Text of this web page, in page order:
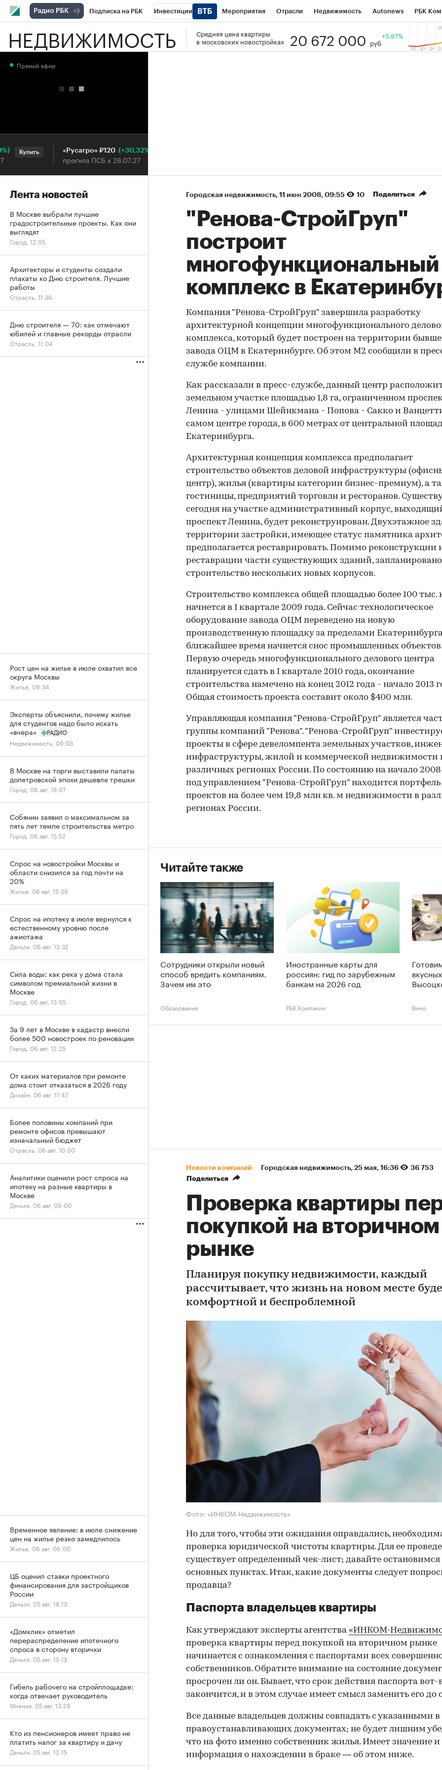
Подписка на РБК Инвестиции Мероприятия Отрасли Недвижимость Autonews РБК
РБК Вино Спорт Школа управления РБК РБК Образование Тренды
НЕДВИЖИМОСТЬ
Средняя цена квартиры
в московских новостройках
20 672 000 руб
+5.87%
Городская недвижимость⁠, 11 июн 2008, 09:55 10 Поделиться
"Ренова-СтройГруп"
построит
многофункциональный
комплекс в
Компания "Ренова-СтройГруп" завершила разработку
архитектурной концепции многофункционального
комплекса, который будет построен на территории
завода ОЦМ в Екатеринбурге. Об этом М2 сообщили в
службе компании.
Как рассказали в пресс-службе, данный центр
земельном участке площадью 1,8 га, ограниченном
Ленина - улицами Шейнкмана - Попова - Сакко и
самом центре города, в 600 метрах от центральной
Екатеринбурга.
Архитектурная концепция комплекса предполагает
строительство объектов деловой инфраструктуры
центр), жилья (квартиры категории бизнес-премиум), а
гостиницы, предприятий торговли и ресторанов.
сегодня на участке административный корпус,
проспект Ленина, будет реконструирован. Двухэтажное
территории застройки, имеющее статус памятника
предполагается реставрировать. Помимо реконструкции
реставрации части существующих зданий, запланировано
строительство нескольких новых корпусов.
Строительство комплекса общей площадью более 100 тыс.
начнется в I квартале 2009 года. Сейчас технологическое
оборудование завода ОЦМ переведено на новую
производственную площадку за пределами
ближайшее время начнется снос промышленных объектов.
Первую очередь многофункционального делового центра
планируется сдать в I квартале 2010 года, окончание
строительства намечено на конец 2012 года - начало 2013
Общая стоимость проекта составит около $400 млн.
Управляющая компания "Ренова-СтройГруп" является
группы компаний "Ренова". "Ренова-СтройГруп"
проекты в сфере девеломпента земельных участков,
инфраструктуры, жилой и коммерческой недвижимости
различных регионах России. По состоянию на начало 2008
под управлением "Ренова-СтройГруп" находится портфель
проектов на более чем 19,8 млн кв. м недвижимости в
регионах России.
Читайте также
Сотрудники открыли новый
способ вредить компаниям.
Зачем им это
Образование
Иностранные карты для
россиян: гид по зарубежным
банкам на 2026 год
РБК Компании Вино
Новости компаний Городская недвижимость⁠, 25 мая, 16:36
36 753
Поделиться
Проверка квартиры
покупкой на вторичном
рынке
Планируя покупку недвижимости, каждый
рассчитывает, что жизнь на новом месте
комфортной и беспроблемной
Фото: «ИНКОМ-Недвижимость»
Но для того, чтобы эти ожидания оправдались,
проверка юридической чистоты квартиры. Для ее
существует определенный чек-лист; давайте остановимся
основных пунктах. Итак, какие документы следует
продавца?
Паспорта владельцев квартиры
Как утверждают эксперты агентства «ИНКОМ-
проверка квартиры перед покупкой на вторичном рынке
начинается с ознакомления с паспортами всех
собственников. Обратите внимание на состояние
просрочен ли он. Бывает, что срок действия паспорта вот-
закончится, и в этом случае имеет смысл заменить его до
Все данные владельцев должны совпадать с указанными в
правоустанавливающих документах; не будет лишним
что на фото именно собственник жилья. Имеет значение и
информация о нахождении в браке — об этом ниже.
Прямой эфир
Купить «Русагро» ₽120 (+30,32%)
прогноз ПСБ к 26.07.27
Лента новостей
В Москве выбрали лучшие
градостроительные проекты. Как они
выглядят
Город, 12:05
Архитекторы и студенты создали
плакаты ко Дню строителя. Лучшие
работы
Отрасль, 11:36
Дню строителя — 70: как отмечают
юбилей и главные рекорды отрасли
Отрасль, 11:04
Рост цен на жилье в июле охватил все
округа Москвы
Жилье, 09:34
Эксперты объяснили, почему жилье
для студентов надо было искать
«вчера»
РАДИО
Недвижимость, 09:03
В Москве на торги выставили палаты
допетровской эпохи дешевле трешки
Город, 06 авг, 18:07
Собянин заявил о максимальном за
пять лет темпе строительства метро
Город, 06 авг, 15:52
Спрос на новостройки Москвы и
области снизился за год почти на
20%
Жилье, 06 авг, 15:39
Спрос на ипотеку в июле вернулся к
естественному уровню после
ажиотажа
Деньги, 06 авг, 13:32
Сила воды: как река у дома стала
символом премиальной жизни в
Москве
Город, 06 авг, 13:05
За 9 лет в Москве в кадастр внесли
более 500 новостроек по реновации
Город, 06 авг, 12:25
От каких материалов при ремонте
дома стоит отказаться в 2026 году
Дизайн, 06 авг, 11:47
Более половины компаний при
ремонте офисов превышают
изначальный бюджет
Отрасль, 06 авг, 10:00
Аналитики оценили рост спроса на
ипотеку на разные квартиры в
Москве
Деньги, 06 авг, 09:00
Временное явление: в июле снижение
цен на жилье резко замедлилось
Жилье, 06 авг, 06:00
ЦБ оценил ставки проектного
финансирования для застройщиков
России
Деньги, 05 авг, 18:13
«Домклик» отметил
перераспределение ипотечного
спроса в сторону вторички
Деньги, 05 авг, 15:13
Гибель рабочего на стройплощадке:
когда отвечает руководитель
Мнения, 05 авг, 13:29
Кто из пенсионеров имеет право не
платить налог за квартиру и дачу
Деньги, 05 авг, 12:15